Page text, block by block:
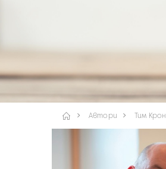
Автори Тим Крон